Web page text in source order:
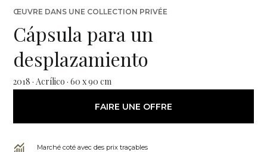
ŒUVRE DANS UNE COLLECTION PRIVÉE
Cápsula para un
desplazamiento
2018 · Acrílico · 60 x 90 cm
FAIRE UNE OFFRE
Marché coté avec des prix traçables